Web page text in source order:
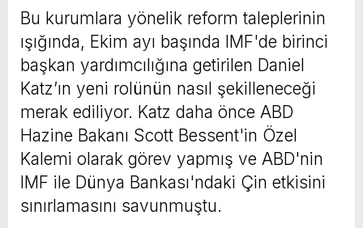
Bu kurumlara yönelik reform taleplerinin
ışığında, Ekim ayı başında IMF'de birinci
başkan yardımcılığına getirilen Daniel
Katz’ın yeni rolünün nasıl şekilleneceği
merak ediliyor. Katz daha önce ABD
Hazine Bakanı Scott Bessent'in Özel
Kalemi olarak görev yapmış ve ABD'nin
IMF ile Dünya Bankası'ndaki Çin etkisini
sınırlamasını savunmuştu.